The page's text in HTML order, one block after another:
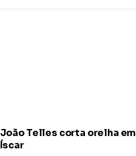
João Telles corta orelha em
Íscar